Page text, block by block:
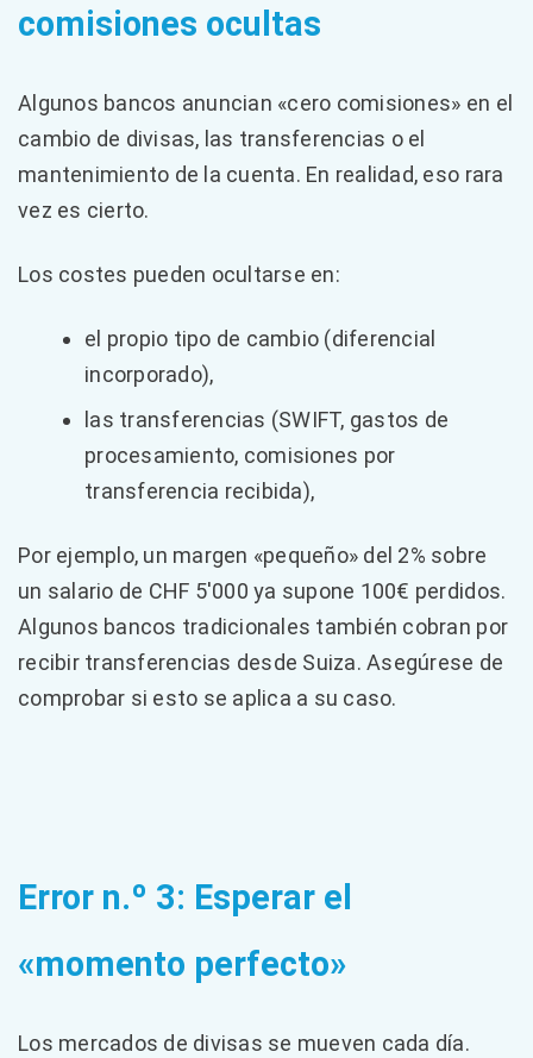
comisiones ocultas
Algunos bancos anuncian «cero comisiones» en el
cambio de divisas, las transferencias o el
mantenimiento de la cuenta. En realidad, eso rara
vez es cierto.
Los costes pueden ocultarse en:
el propio tipo de cambio (diferencial
incorporado),
las transferencias (SWIFT, gastos de
procesamiento, comisiones por
transferencia recibida),
Por ejemplo, un margen «pequeño» del 2% sobre
un salario de CHF 5'000 ya supone 100€ perdidos.
Algunos bancos tradicionales también cobran por
recibir transferencias desde Suiza. Asegúrese de
comprobar si esto se aplica a su caso.
Error n.º 3: Esperar el
«momento perfecto»
Los mercados de divisas se mueven cada día.